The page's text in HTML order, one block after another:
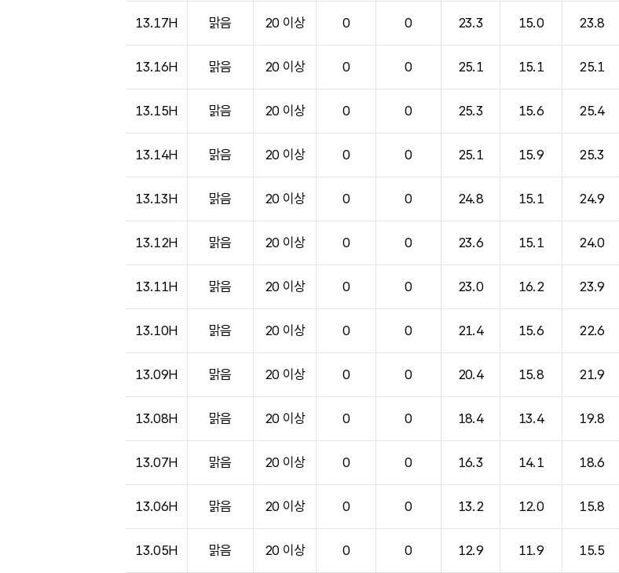
13.17H 맑음 20 이상 0 0 23.3 15.0 23.8
13.16H 맑음 20 이상 0 0 25.1 15.1 25.1
13.15H 맑음 20 이상 0 0 25.3 15.6 25.4
13.14H 맑음 20 이상 0 0 25.1 15.9 25.3
13.13H 맑음 20 이상 0 0 24.8 15.1 24.9
13.12H 맑음 20 이상 0 0 23.6 15.1 24.0
13.11H 맑음 20 이상 0 0 23.0 16.2 23.9
13.10H 맑음 20 이상 0 0 21.4 15.6 22.6
13.09H 맑음 20 이상 0 0 20.4 15.8 21.9
13.08H 맑음 20 이상 0 0 18.4 13.4 19.8
13.07H 맑음 20 이상 0 0 16.3 14.1 18.6
13.06H 맑음 20 이상 0 0 13.2 12.0 15.8
13.05H 맑음 20 이상 0 0 12.9 11.9 15.5